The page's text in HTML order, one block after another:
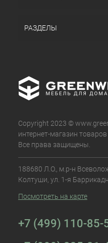
РАЗДЕЛЫ
Copyright 2023 ©
интернет-магазин
Все права защищены.
188680 Л.О., м.р-н
Колтуши, ул. 1-я
Посмотреть на карте
+7 (499) 110-85-